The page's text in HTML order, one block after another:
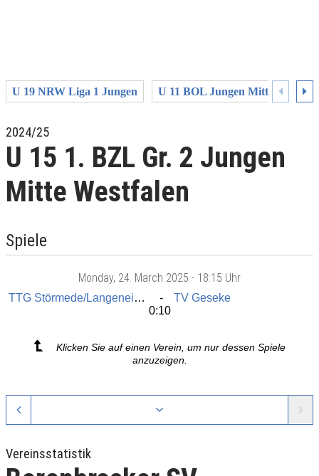
U 19 NRW Liga 1 Jungen U 11 BOL Jungen Mitte
2024/25
U 15 1. BZL Gr. 2 Jungen
Mitte Westfalen
Spiele
Monday, 24. March 2025 - 18:15 Uhr
TTG Störmede/Langeneicke
TV Geseke
0:10
Klicken Sie auf einen Verein, um nur dessen Spiele
anzuzeigen.
Vereinsstatistik